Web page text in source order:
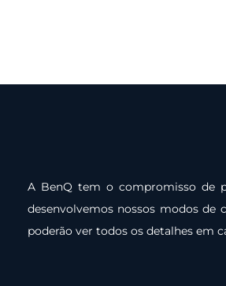
A BenQ tem o compromisso de
desenvolvemos nossos modos de
poderão ver todos os detalhes em